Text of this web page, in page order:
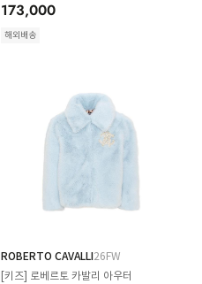
173,000
해외배송
ROBERTO CAVALLI26FW
[키즈] 로베르토 카발리 아우터